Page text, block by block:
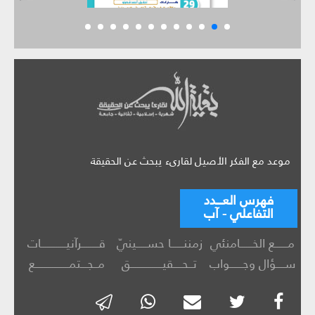
موعد مع الفكر الأصيل لقارىء يبحث عن الحقيقة
فهرس العـــدد
التفاعلي - آب
مــــــع الخــــــامنئي زمننــــــا حســـــينيّ
قــــــــرآنيــــــــــــات
ســــؤال وجــــــواب
تــحــــقيـــــــــــــــق مــجـــتمــــــــــــــــع